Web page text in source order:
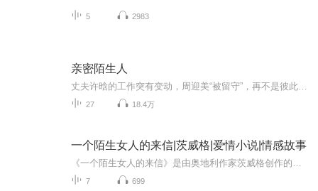
5 2983
亲密陌生人
27 18.4万
一个陌生女人的来信|茨威格|爱情小说|情感故事
7 699